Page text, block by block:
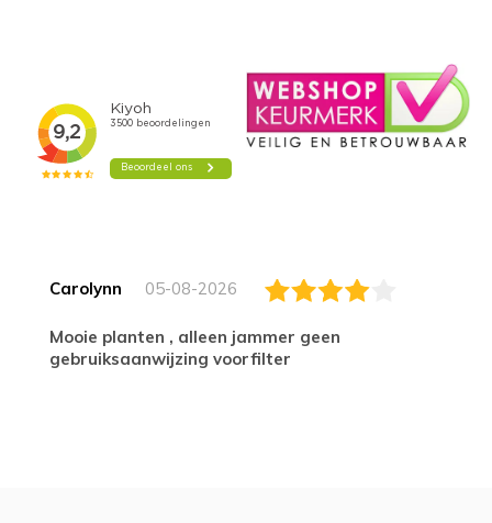
Carolynn 05-08-2026
Mooie planten , alleen jammer geen
gebruiksaanwijzing voorfilter